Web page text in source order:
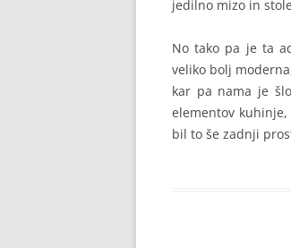
jedilno mizo in
No tako pa je ta
veliko bolj
kar pa nama je
elementov
bil to še zadnji